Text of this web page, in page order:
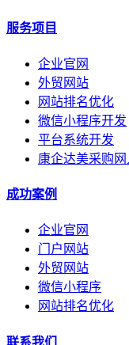
服务项目
企业官网
外贸网站
网站排名优化
微信小程序开发
平台系统开发
康企达美采购网
成功案例
企业官网
门户网站
外贸网站
微信小程序
网站排名优化
联系我们